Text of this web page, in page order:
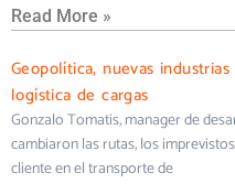
Read More »
Geopolítica, nuevas
logística de cargas
Gonzalo Tomatis, manager de
cambiaron las rutas, los
cliente en el transporte de